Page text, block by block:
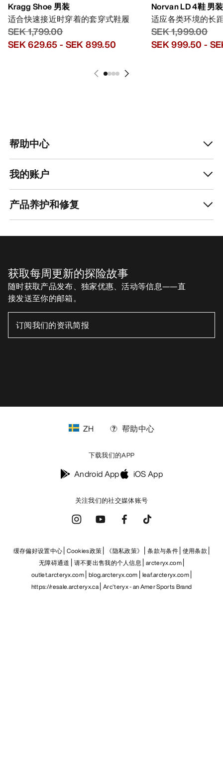
Kragg Shoe 男装
适合快速接近时穿着的套穿式鞋履
SEK 1,799.00
SEK 629.65- SEK 899.50
Norvan LD 4鞋 男装
适应各类环境的长
SEK 1,999.00
SEK 999.50 -
帮助中心
我的账户
产品养护和修复
获取每周更新的探险故事
随时获取产品发布、独家优惠、活动等信息——直
接发送至你的邮箱。
关注我们的社交媒体账号
ZH 帮助中心
下载我们的APP
Android App iOS App
缓存偏好设置中心 Cookies政策 《隐私政策》 条款与条件 使用条款
无障碍通道
请不要出售我的个人信息 arcteryx.com
outlet.arcteryx.com blog.arcteryx.com leaf.arcteryx.com
https://resale.arcteryx.ca Arc'teryx - an Amer Sports Brand